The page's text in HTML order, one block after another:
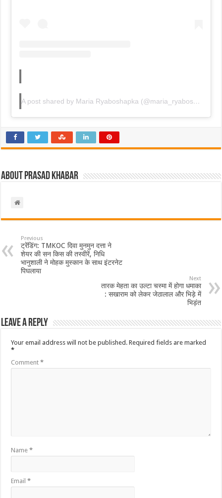
A post shared by Maria Ryaboshapka (@maria_ryaboshapka)
About Prasad Khabar
Previous
ट्रेंडिंग: TMKOC दिवा मुनमुन दत्ता ने
शेयर की सन किस की तस्वीरें, निधि
भानुशाली ने मोहक मुस्कान के साथ इंटरनेट
पिघलाया
Next
तारक मेहता का उल्टा चस्मा में होगा धमाका
: सखाराम को लेकर जेठालाल और भिड़े में
भिड़ंत
Leave a Reply
Your email address will not be published. Required fields are marked
*
Comment*
Name*
Email*